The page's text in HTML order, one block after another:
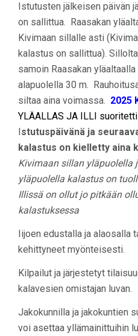
Istutusten jälkeisen päivän
on sallittua. Raasakan
Kivimaan sillalle asti
kalastus on sallittua).
samoin Raasakan
alapuolella 30 m.
siltaa aina voimassa. 2025
YLÄALLAS JA ILLI
Istutuspäivänä ja
kalastus on kielletty aina
Kivimaan sillan yläpuolella
yläpuolella kalastus on
Illissä on ollut jo pitkään
kalastuksessa
Iijoen edustalla ja alaosalla
kehittyneet myönteisesti.
Kilpailut ja järjestetyt
kalavesien omistajan luvan.
Jakokunnilla ja jakokuntien
voi asettaa yllämainittuihin